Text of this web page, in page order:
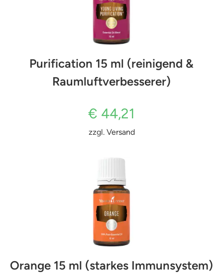
Purification 15 ml (reinigend &
Raumluftverbesserer)
€ 44,21
zzgl. Versand
Orange 15 ml (starkes Immunsystem)